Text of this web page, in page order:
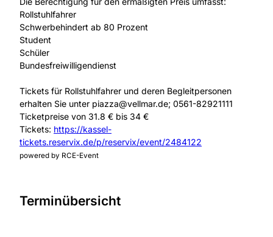
Rollstuhlfahrer
Schwerbehindert ab 80 Prozent
Student
Schüler
Bundesfreiwilligendienst
Tickets für Rollstuhlfahrer und deren Begleitpersonen
erhalten Sie unter piazza@vellmar.de; 0561-82921111
Ticketpreise von 31.8 € bis 34 €
Tickets: https://kassel-
tickets.reservix.de/p/reservix/event/2484122
powered by RCE-Event
Terminübersicht